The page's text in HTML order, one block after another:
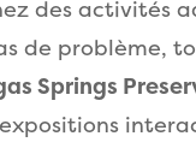
des activités
de problème,
Springs